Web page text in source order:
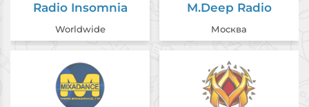
Radio Insomnia
Worldwide
M.Deep Radio
Москва